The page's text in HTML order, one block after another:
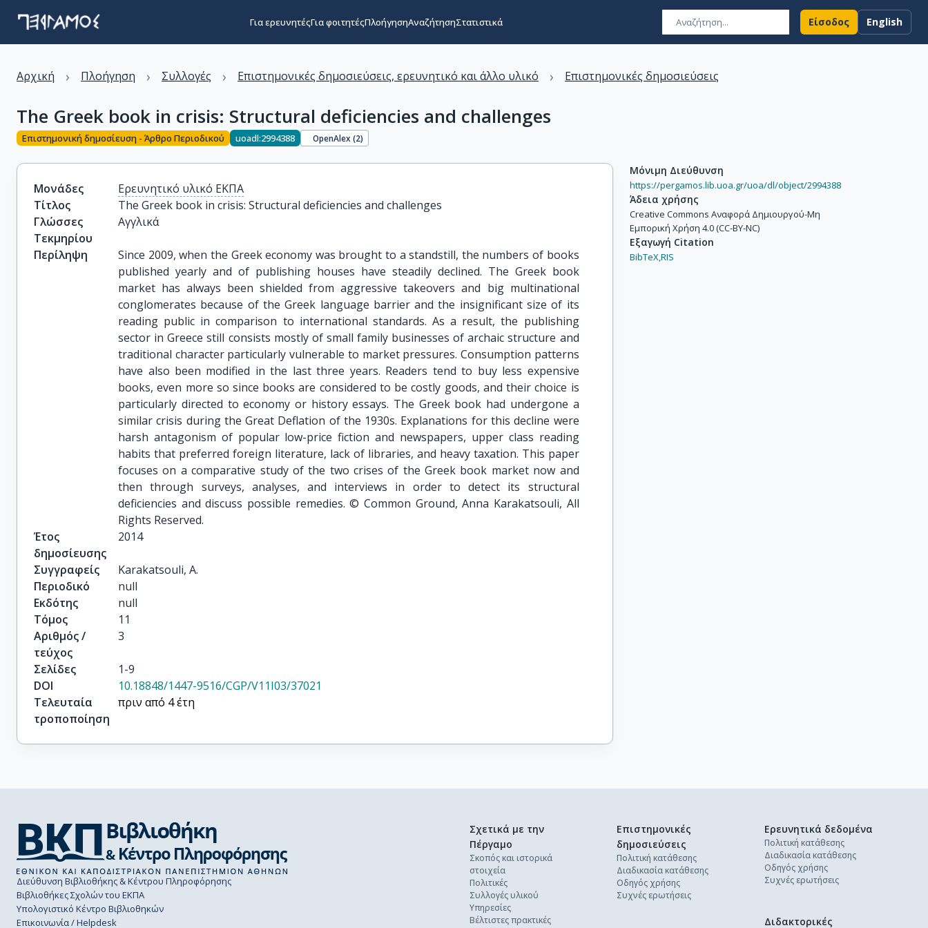
Για ερευνητέςΓια φοιτητέςΠλοήγησηΑναζήτησηΣτατιστικά Είσοδος English
Αρχική › Πλοήγηση › Συλλογές › Επιστημονικές δημοσιεύσεις, ερευνητικό και άλλο υλικό › Επιστημονικές δημοσιεύσεις
The Greek book in crisis: Structural deficiencies and challenges
Επιστημονική δημοσίευση - Άρθρο Περιοδικού uoadl:2994388 OpenAlex (2)
Μονάδες
Ερευνητικό υλικό ΕΚΠΑ
Τίτλος
The Greek book in crisis: Structural deficiencies and challenges
Γλώσσες
Τεκμηρίου
Αγγλικά
Περίληψη
Since 2009, when the Greek economy was brought to a standstill, the numbers of books
published yearly and of publishing houses have steadily declined. The Greek book
market has always been shielded from aggressive takeovers and big multinational
conglomerates because of the Greek language barrier and the insignificant size of its
reading public in comparison to international standards. As a result, the publishing
sector in Greece still consists mostly of small family businesses of archaic structure and
traditional character particularly vulnerable to market pressures. Consumption patterns
have also been modified in the last three years. Readers tend to buy less expensive
books, even more so since books are considered to be costly goods, and their choice is
particularly directed to economy or history essays. The Greek book had undergone a
similar crisis during the Great Deflation of the 1930s. Explanations for this decline were
harsh antagonism of popular low-price fiction and newspapers, upper class reading
habits that preferred foreign literature, lack of libraries, and heavy taxation. This paper
focuses on a comparative study of the two crises of the Greek book market now and
then through surveys, analyses, and interviews in order to detect its structural
deficiencies and discuss possible remedies. © Common Ground, Anna Karakatsouli, All
Rights Reserved.
Έτος
δημοσίευσης
2014
Συγγραφείς
Karakatsouli, A.
Περιοδικό
null
Εκδότης
null
Τόμος
11
Αριθμός /
τεύχος
3
Σελίδες
1-9
DOI
10.18848/1447-9516/CGP/V11I03/37021
Τελευταία
τροποποίηση
πριν από 4 έτη
Μόνιμη Διεύθυνση
https://pergamos.lib.uoa.gr/uoa/dl/object/2994388
Άδεια χρήσης
Creative Commons Αναφορά Δημιουργού-Μη
Εμπορική Χρήση 4.0 (CC-BY-NC)
Εξαγωγή Citation
BibTeX,RIS
Διεύθυνση Βιβλιοθήκης & Κέντρου Πληροφόρησης
Βιβλιοθήκες Σχολών του ΕΚΠΑ
Υπολογιστικό Κέντρο Βιβλιοθηκών
Επικοινωνία / Helpdesk
Σχετικά με την
Πέργαμο
Σκοπός και ιστορικά
στοιχεία
Πολιτικές
Συλλογές υλικού
Υπηρεσίες
Βέλτιστες πρακτικές
Επιστημονικές
δημοσιεύσεις
Πολιτική κατάθεσης
Διαδικασία κατάθεσης
Οδηγός χρήσης
Συχνές ερωτήσεις
Ερευνητικά δεδομένα
Πολιτική κατάθεσης
Διαδικασία κατάθεσης
Οδηγός χρήσης
Συχνές ερωτήσεις
Διδακτορικές